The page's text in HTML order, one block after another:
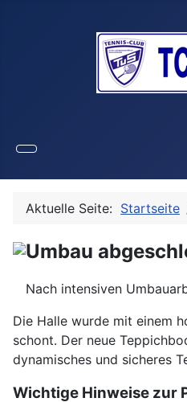
Aktuelle Seite: Startseite
Umbau
Nach intensiven
Die Halle wurde mit einem
schont. Der neue
dynamisches und sicheres
Wichtige Hinweise zur